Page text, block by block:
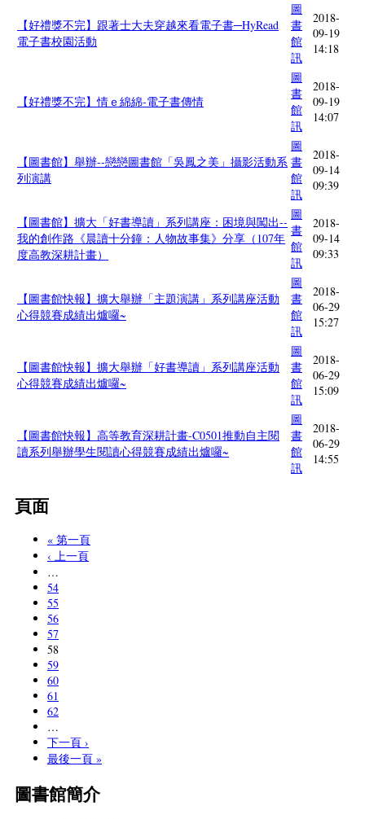
【好禮獎不完】跟著士大夫穿越來看電子書─HyRead
電子書校園活動
圖
書
館
訊
2018-
09-19
14:18
【好禮獎不完】情ｅ綿綿-電子書傳情
圖
書
館
訊
2018-
09-19
14:07
【圖書館】舉辦--戀戀圖書館「吳鳳之美」攝影活動系
列演講
圖
書
館
訊
2018-
09-14
09:39
【圖書館】擴大「好書導讀」系列講座：困境與闖出--
我的創作路《晨讀十分鐘：人物故事集》分享（107年
度高教深耕計畫）
圖
書
館
訊
2018-
09-14
09:33
【圖書館快報】擴大舉辦「主題演講」系列講座活動
心得競賽成績出爐囉~
圖
書
館
訊
2018-
06-29
15:27
【圖書館快報】擴大舉辦「好書導讀」系列講座活動
心得競賽成績出爐囉~
圖
書
館
訊
2018-
06-29
15:09
【圖書館快報】高等教育深耕計畫-C0501推動自主閱
讀系列舉辦學生閱讀心得競賽成績出爐囉~
圖
書
館
訊
2018-
06-29
14:55
頁面
« 第一頁
‹ 上一頁
…
54
55
56
57
58
59
60
61
62
…
下一頁 ›
最後一頁 »
圖書館簡介